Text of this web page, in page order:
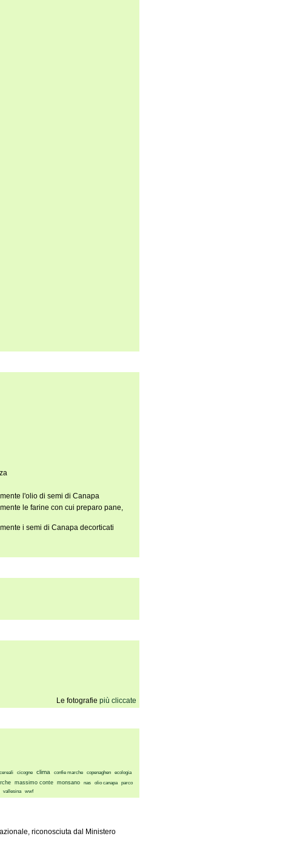
l'olio di semi di Canapa
le farine con cui preparo pane,
i semi di Canapa decorticati
Le fotografie più cliccate
cereali cicogne clima confie marche copenaghen
ecologia
massimo conte monsano nas olio canapa
parco
vallesina wwf
riconosciuta dal Ministero